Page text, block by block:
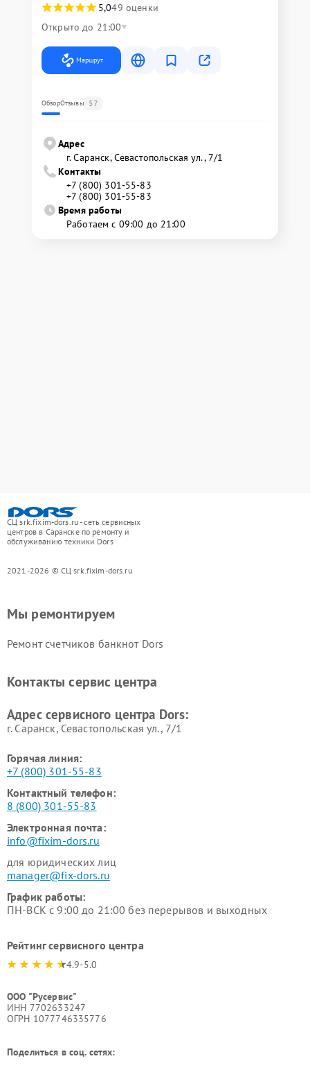
5,049 оценки
Открыто до 21:00
Маршрут
ОбзорОтзывы 57
Адрес
г. Саранск, Севастопольская ул., 7/1
Контакты
+7 (800) 301-55-83
+7 (800) 301-55-83
Время работы
Работаем с 09:00 до 21:00
СЦ srk.fixim-dors.ru - сеть сервисных
центров в Саранске по ремонту и
обслуживанию техники Dors
2021-2026 © СЦ srk.fixim-dors.ru
Мы ремонтируем
Ремонт счетчиков банкнот Dors
Контакты сервис центра
Адрес сервисного центра Dors:
г. Саранск, Севастопольская ул., 7/1
Горячая линия:
+7 (800) 301-55-83
Контактный телефон:
8 (800) 301-55-83
Электронная почта:
info@fixim-dors.ru
для юридических лиц
manager@fix-dors.ru
График работы:
ПН-ВСК с 9:00 до 21:00 без перерывов и выходных
Рейтинг сервисного центра
4.9-5.0
ООО "Русервис"
ИНН 7702633247
ОГРН 1077746335776
Поделиться в соц. сетях: